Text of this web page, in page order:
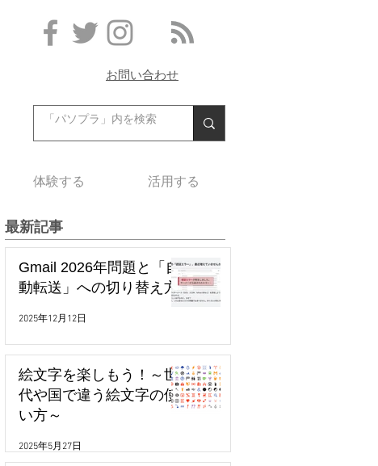
お問い合わせ
体験する 活用する
最新記事
Gmail 2026年問題と「自
動転送」への切り替え方
2025年12月12日
絵文字を楽しもう！～世
代や国で違う絵文字の使
い方～
2025年5月27日